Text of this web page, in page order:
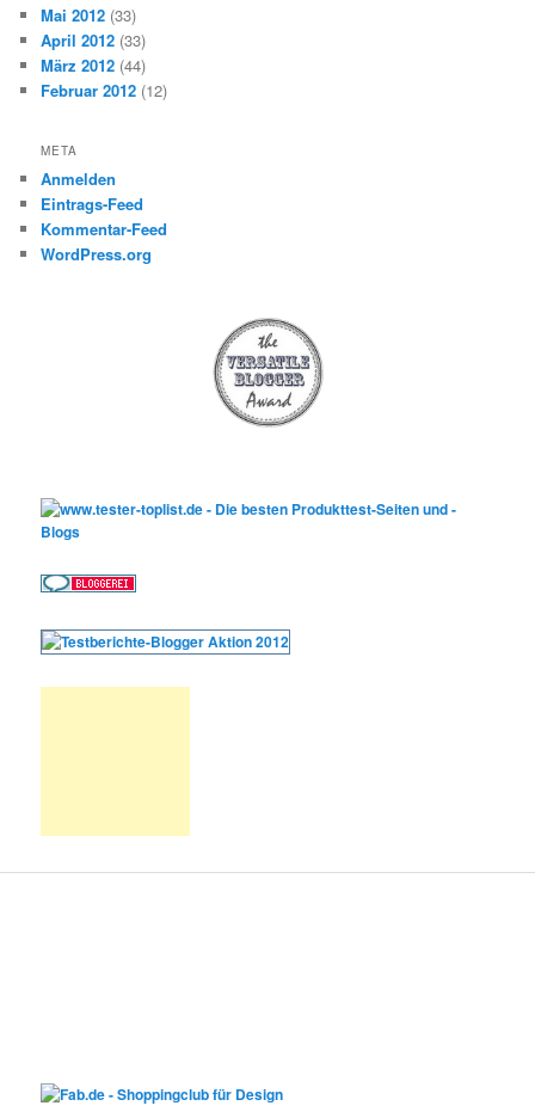
Mai 2012 (33)
April 2012 (33)
März 2012 (44)
Februar 2012 (12)
META
Anmelden
Eintrags-Feed
Kommentar-Feed
WordPress.org